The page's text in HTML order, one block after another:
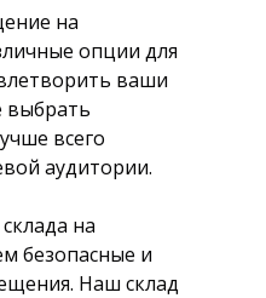
на
опции для
ваши
выбрать
всего
аудитории.
на
безопасные и
Наш склад